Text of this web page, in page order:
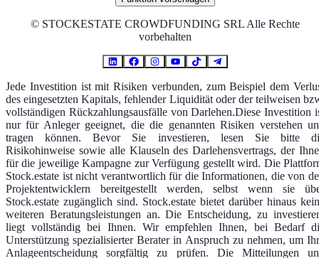
© STOCKESTATE CROWDFUNDING SRL Alle Rechte
vorbehalten
Jede Investition ist mit Risiken verbunden, zum Beispiel dem
des eingesetzten Kapitals, fehlender Liquidität oder der teilweisen
vollständigen Rückzahlungsausfälle von Darlehen.Diese Investition
nur für Anleger geeignet, die die genannten Risiken verstehen
tragen können. Bevor Sie investieren, lesen Sie bitte
Risikohinweise sowie alle Klauseln des Darlehensvertrags, der
für die jeweilige Kampagne zur Verfügung gestellt wird. Die
Stock.estate ist nicht verantwortlich für die Informationen, die von
Projektentwicklern bereitgestellt werden, selbst wenn sie
Stock.estate zugänglich sind. Stock.estate bietet darüber hinaus
weiteren Beratungsleistungen an. Die Entscheidung, zu
liegt vollständig bei Ihnen. Wir empfehlen Ihnen, bei Bedarf
Unterstützung spezialisierter Berater in Anspruch zu nehmen, um
Anlageentscheidung sorgfältig zu prüfen. Die Mitteilungen